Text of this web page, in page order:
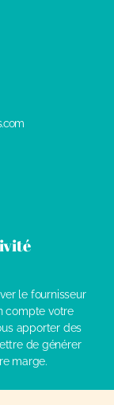
le fournisseur
compte votre
apporter des
de générer
marge.